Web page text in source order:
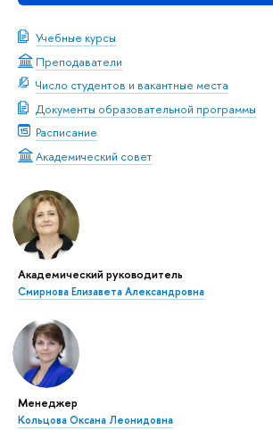
Учебные курсы
Преподаватели
Число студентов и вакантные места
Документы образовательной программы
Расписание
Академический совет
Академический руководитель
Смирнова Елизавета Александровна
Менеджер
Кольцова Оксана Леонидовна